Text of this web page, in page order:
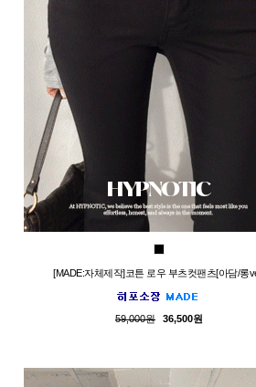
[MADE:자체제작]코튼 로우 부츠컷팬츠[아담/롱
59,000원 36,500원